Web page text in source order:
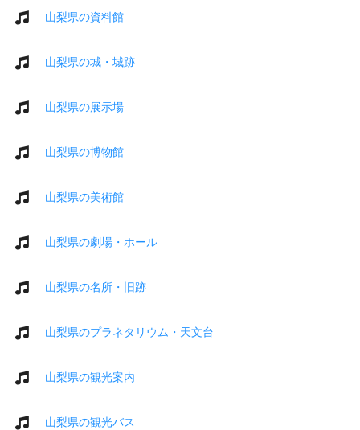
山梨県の資料館
山梨県の城・城跡
山梨県の展示場
山梨県の博物館
山梨県の美術館
山梨県の劇場・ホール
山梨県の名所・旧跡
山梨県のプラネタリウム・天文台
山梨県の観光案内
山梨県の観光バス